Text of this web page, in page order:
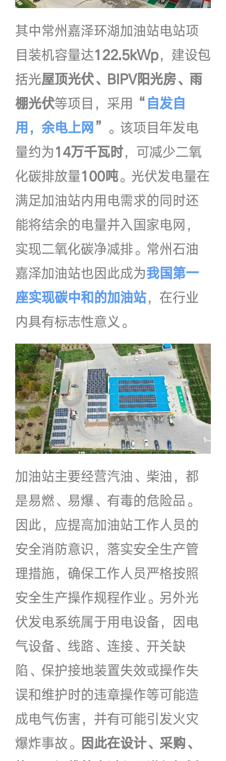
其中常州嘉泽环湖加油站电站项
目装机容量达122.5kWp，建设包
括光屋顶光伏、BIPV阳光房、雨
棚光伏等项目，采用 “ 自发自
用，余电上网” 。该项目年发电
量约为14万千瓦时，可减少二氧
化碳排放量100吨。光伏发电量在
满足加油站内用电需求的同时还
能将结余的电量并入国家电网，
实现二氧化碳净减排。常州石油
嘉泽加油站也因此成为我国第一
座实现碳中和的加油站，在行业
内具有标志性意义。
加油站主要经营汽油、柴油，都
是易燃、易爆、有毒的危险品。
因此，应提高加油站工作人员的
安全消防意识，落实安全生产管
理措施，确保工作人员严格按照
安全生产操作规程作业。另外光
伏发电系统属于用电设备，因电
气设备、线路、连接、开关缺
陷、保护接地装置失效或操作失
误和维护时的违章操作等可能造
成电气伤害，并有可能引发火灾
爆炸事故。 因此在设计、采购、